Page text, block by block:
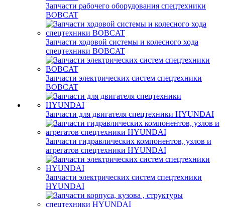
Запчасти рабочего оборудования спецтехники
BOBCAT
Запчасти ходовой системы и колесного хода
спецтехники BOBCAT
Запчасти электрических систем спецтехники
BOBCAT
Запчасти для двигателя спецтехники HYUNDAI
Запчасти гидравлических компонентов, узлов и
агрегатов спецтехники HYUNDAI
Запчасти электрических систем спецтехники
HYUNDAI